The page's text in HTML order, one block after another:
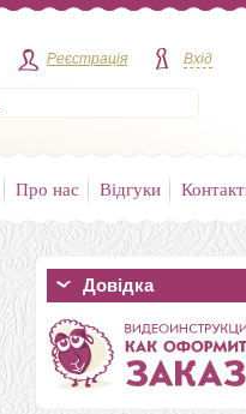
Реєстрація Вхід
Про нас Відгуки
Довідка